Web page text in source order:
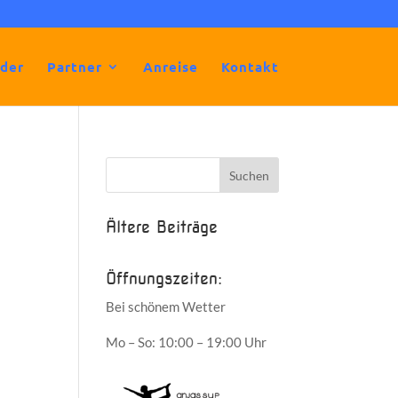
Partner Anreise Kontakt
Ältere Beiträge
Öffnungszeiten:
Bei schönem Wetter
Mo – So: 10:00 – 19:00 Uhr